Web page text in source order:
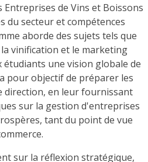
Entreprises de Vins et Boissons
du secteur et compétences
aborde des sujets tels que
vinification et le marketing
une vision globale de
pour objectif de préparer les
direction, en leur fournissant
sur la gestion d'entreprises
tant du point de vue
sur la réflexion stratégique,